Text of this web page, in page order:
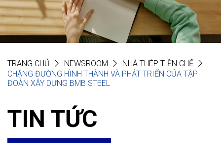
TRANG CHỦ NEWSROOM
NHÀ THÉP TIỀN CHẾ
CHẶNG ĐƯỜNG HÌNH THÀNH VÀ PHÁT TRIỂN CỦA TẬP
ĐOÀN XÂY DỰNG BMB STEEL
TIN TỨC